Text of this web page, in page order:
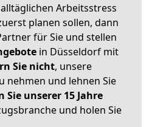
Arbeitsstress
planen sollen, dann
für Sie und stellen
in Düsseldorf mit
Sie nicht, unsere
nehmen und lehnen Sie
Sie unserer 15 Jahre
und holen Sie